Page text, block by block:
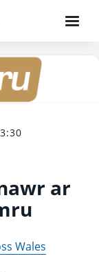
ar
Wales